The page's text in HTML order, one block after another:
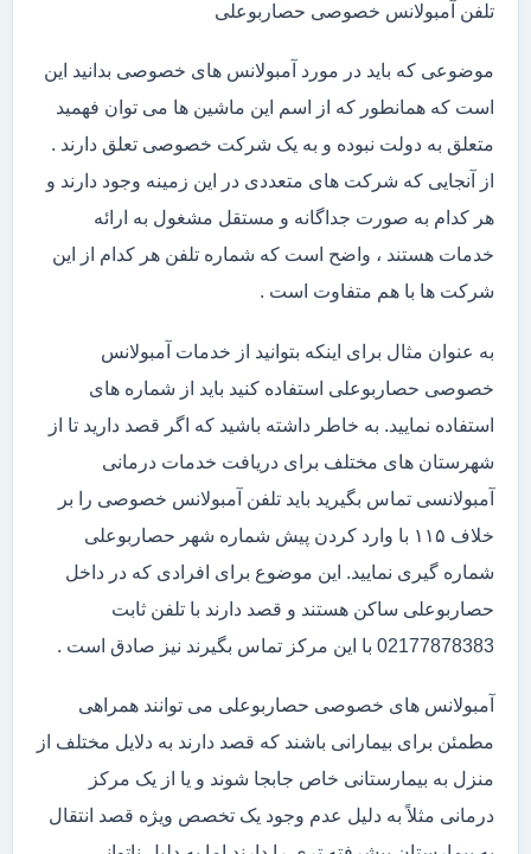
تلفن آمبولانس خصوصی حصاربوعلی
موضوعی که باید در مورد آمبولانس های خصوصی بدانید این
است که همانطور که از اسم این ماشین ها می توان فهمید
متعلق به دولت نبوده و به یک شرکت خصوصی تعلق دارند .
از آنجایی که شرکت های متعددی در این زمینه وجود دارند و
هر کدام به صورت جداگانه و مستقل مشغول به ارائه
خدمات هستند ، واضح است که شماره تلفن هر کدام از این
شرکت ها با هم متفاوت است .
به عنوان مثال برای اینکه بتوانید از خدمات آمبولانس
خصوصی حصاربوعلی استفاده کنید باید از شماره های
استفاده نمایید. به خاطر داشته باشید که اگر قصد دارید تا از
شهرستان های مختلف برای دریافت خدمات درمانی
آمبولانسی تماس بگیرید باید تلفن آمبولانس خصوصی را بر
خلاف ۱۱۵ با وارد کردن پیش شماره شهر حصاربوعلی
شماره گیری نمایید. این موضوع برای افرادی که در داخل
حصاربوعلی ساکن هستند و قصد دارند با تلفن ثابت
02177878383 با این مرکز تماس بگیرند نیز صادق است .
آمبولانس های خصوصی حصاربوعلی می توانند همراهی
مطمئن برای بیمارانی باشند که قصد دارند به دلایل مختلف از
منزل به بیمارستانی خاص جابجا شوند و یا از یک مرکز
درمانی مثلاً به دلیل عدم وجود یک تخصص ویژه قصد انتقال